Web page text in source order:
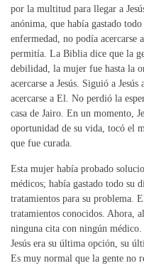
por la multitud para llegar a
anónima, que había gastado
enfermedad, no podía acercarse
permitía. La Biblia dice que la
debilidad, la mujer fue hasta la
acercarse a Jesús. Siguió a
acercarse a El. No perdió la
casa de Jairo. En un momento,
oportunidad de su vida, tocó el
que fue curada.
Esta mujer había probado
médicos; había gastado todo su
tratamientos para su problema.
tratamientos conocidos. Ahora,
ninguna cita con ningún médico.
Jesús era su última opción, su
Es muy normal que la gente no